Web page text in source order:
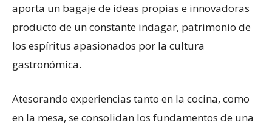
aporta un bagaje de ideas propias e innovadoras
producto de un constante indagar, patrimonio de
los espíritus apasionados por la cultura
gastronómica.
Atesorando experiencias tanto en la cocina, como
en la mesa, se consolidan los fundamentos de una